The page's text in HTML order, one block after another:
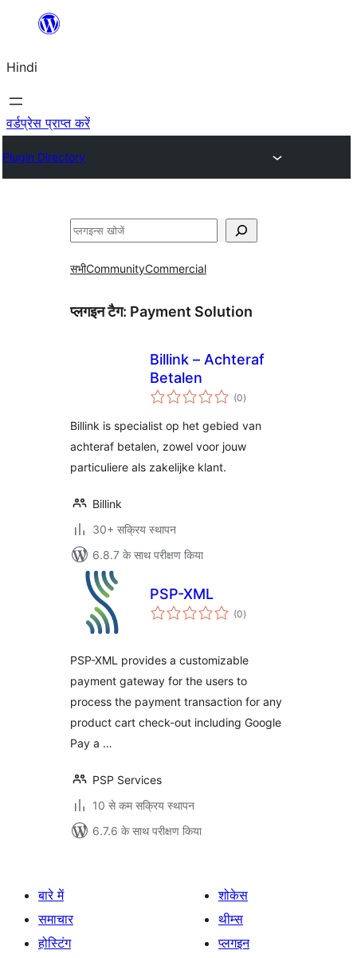
सामग्री
जाएं
Hindi
वर्डप्रेस प्राप्त करें
Plugin Directory
खोजें
सभीCommunityCommercial
प्लगइन टैग: Payment Solution
Billink – Achteraf
Betalen
(0कुल
दर)
Billink is specialist op het gebied van
achteraf betalen, zowel voor jouw
particuliere als zakelijke klant.
Billink
30+ सक्रिय स्थापन
6.8.7 के साथ परीक्षण किया
PSP-XML
(0कुल
दर)
PSP-XML provides a customizable
payment gateway for the users to
process the payment transaction for any
product cart check-out including Google
Pay a …
PSP Services
10 से कम सक्रिय स्थापन
6.7.6 के साथ परीक्षण किया
बारे में
समाचार
होस्टिंग
शोकेस
थीम्स
प्लगइन